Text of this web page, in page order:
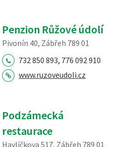
Penzion Růžové údolí
Pivonín 40, Zábřeh 789 01
732 850 893, 776 092 910
www.ruzoveudoli.cz
Podzámecká
restaurace
Havlíčkova 517, Zábřeh 789 01